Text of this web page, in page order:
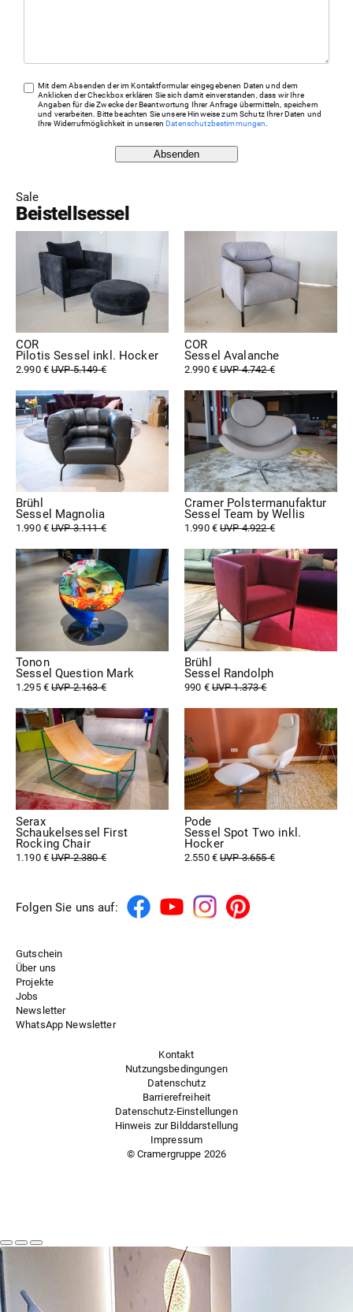
Mit dem Absenden der im Kontaktformular eingegebenen Daten und dem
Anklicken der Checkbox erklären Sie sich damit einverstanden, dass wir Ihre
Angaben für die Zwecke der Beantwortung Ihrer Anfrage übermitteln, speichern
und verarbeiten. Bitte beachten Sie unsere Hinweise zum Schutz Ihrer Daten und
Ihre Widerrufmöglichkeit in unserenDatenschutzbestimmungen
Absenden
Sale
Beistellsessel
COR
Pilotis Sessel inkl. Hocker
2.990 €UVP 5.149 €
COR
Sessel Avalanche
2.990 €UVP 4.742 €
Brühl
Sessel Magnolia
1.990 €UVP 3.111 €
Cramer Polstermanufaktur
Sessel Team by Wellis
1.990 €UVP 4.922 €
Tonon
Sessel Question Mark
1.295 €UVP 2.163 €
Brühl
Sessel Randolph
990 €UVP 1.373 €
Serax
Schaukelsessel First
Rocking Chair
1.190 €UVP 2.380 €
Pode
Sessel Spot Two inkl.
Hocker
2.550 €UVP 3.655 €
Folgen Sie uns auf:
Gutschein
Über uns
Projekte
Jobs
Newsletter
WhatsApp Newsletter
Kontakt
Nutzungsbedingungen
Datenschutz
Barrierefreiheit
Datenschutz-Einstellungen
Hinweis zur Bilddarstellung
Impressum
© Cramergruppe 2026